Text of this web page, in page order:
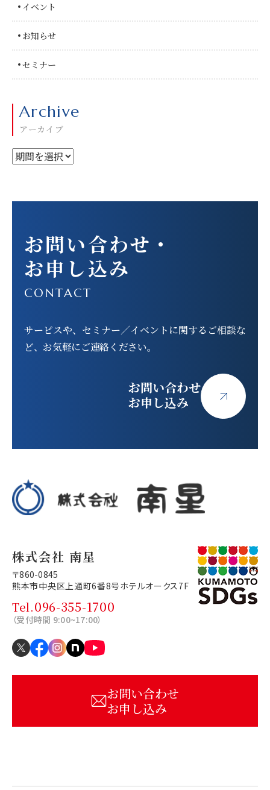
イベント
お知らせ
セミナー
Archive
アーカイブ
お問い合わせ ・
お申し込み
CONTACT
サービスや、セミナー／イベントに関する ご相談な
ど、お気軽にご連絡ください。
お問い合わせ
お申し込み
株式会社 南星
〒860-0845
熊本市中央区上通町6番8号ホテルオークス7F
Tel.096-355-1700
（受付時間 9:00~17:00）
お問い合わせ
お申し込み